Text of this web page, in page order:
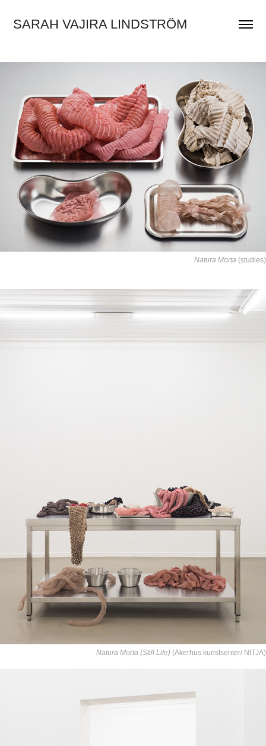
SARAH VAJIRA LINDSTRÖM
Natura Morta (studies)
Natura Morta (Still Life) (Akerhus kunstsenter/ NITJA)